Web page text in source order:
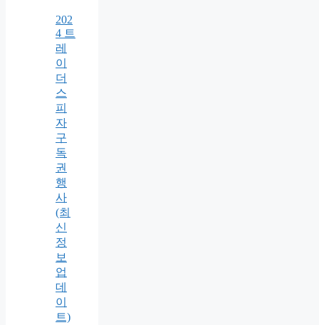
202
4 트
레
이
더
스
피
자
구
독
권
행
사
(최
신
정
보
업
데
이
트)